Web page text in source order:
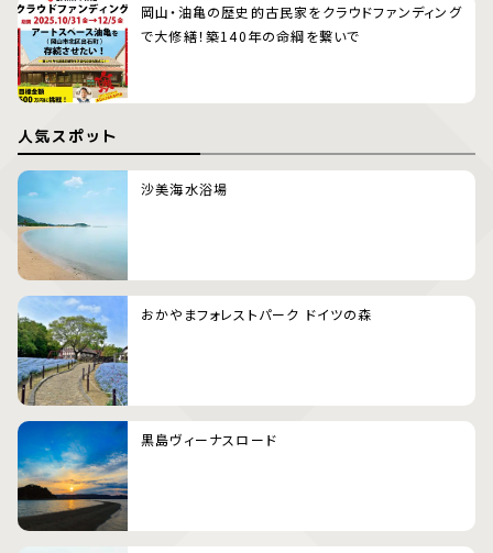
岡山・油亀の歴史的古民家をクラウドファンディング
で大修繕！築140年の命綱を繋いで
人気スポット
沙美海水浴場
おかやまフォレストパーク ドイツの森
黒島ヴィーナスロード